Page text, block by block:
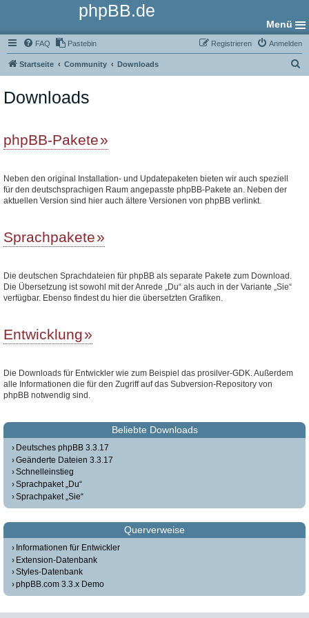
phpBB.de
Menü
FAQ Pastebin Anmelden
Registrieren
Startseite Community Downloads
Downloads
phpBB-Pakete
Neben den original Installation- und Updatepaketen bieten wir auch speziell
für den deutschsprachigen Raum angepasste phpBB-Pakete an. Neben der
aktuellen Version sind hier auch ältere Versionen von phpBB verlinkt.
Sprachpakete
Die deutschen Sprachdateien für phpBB als separate Pakete zum Download.
Die Übersetzung ist sowohl mit der Anrede „Du“ als auch in der Variante „Sie“
verfügbar. Ebenso findest du hier die übersetzten Grafiken.
Entwicklung
Die Downloads für Entwickler wie zum Beispiel das prosilver-GDK. Außerdem
alle Informationen die für den Zugriff auf das Subversion-Repository von
phpBB notwendig sind.
Beliebte Downloads
Deutsches phpBB 3.3.17
Geänderte Dateien 3.3.17
Schnelleinstieg
Sprachpaket „Du“
Sprachpaket „Sie“
Querverweise
Informationen für Entwickler
Extension-Datenbank
Styles-Datenbank
phpBB.com 3.3.x Demo